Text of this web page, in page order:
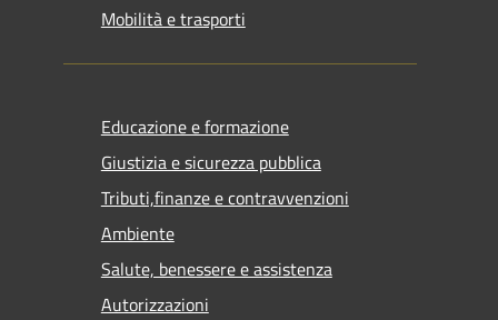
Mobilità e trasporti
Educazione e formazione
Giustizia e sicurezza pubblica
Tributi,finanze e contravvenzioni
Ambiente
Salute, benessere e assistenza
Autorizzazioni